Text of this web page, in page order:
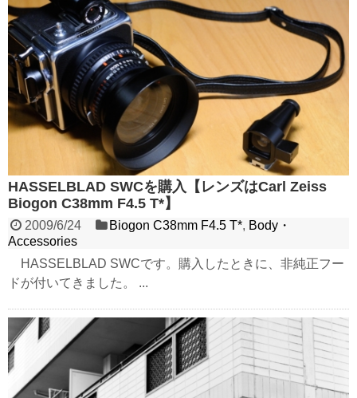
HASSELBLAD SWCを購入【レンズはCarl Zeiss
Biogon C38mm F4.5 T*】
2009/6/24 Biogon C38mm F4.5 T*, Body・
Accessories
HASSELBLAD SWCです。購入したときに、非純正フー
ドが付いてきました。 ...